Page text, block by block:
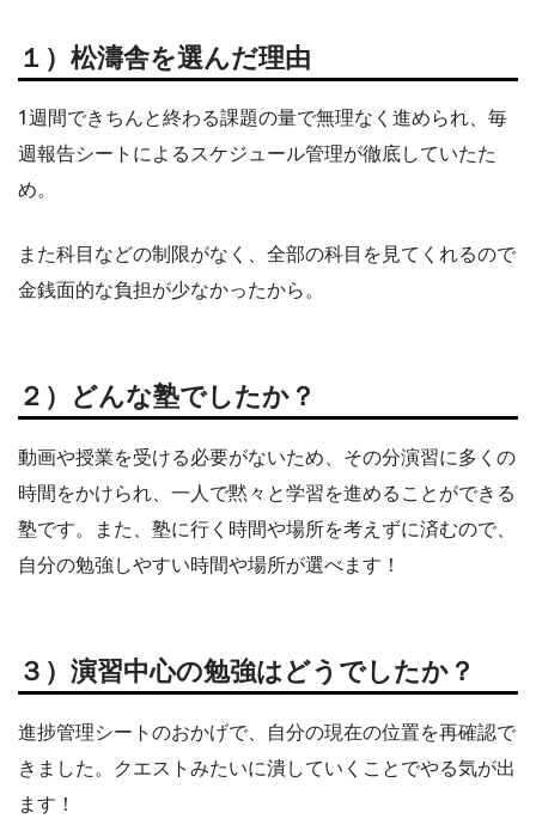
１）松濤舎を選んだ理由
1週間できちんと終わる課題の量で無理なく進められ、毎
週報告シートによるスケジュール管理が徹底していたた
め。
また科目などの制限がなく、全部の科目を見てくれるので
金銭面的な負担が少なかったから。
２）どんな塾でしたか？
動画や授業を受ける必要がないため、その分演習に多くの
時間をかけられ、一人で黙々と学習を進めることができる
塾です。また、塾に行く時間や場所を考えずに済むので、
自分の勉強しやすい時間や場所が選べます！
３）演習中心の勉強はどうでしたか？
進捗管理シートのおかげで、自分の現在の位置を再確認で
きました。クエストみたいに潰していくことでやる気が出
ます！